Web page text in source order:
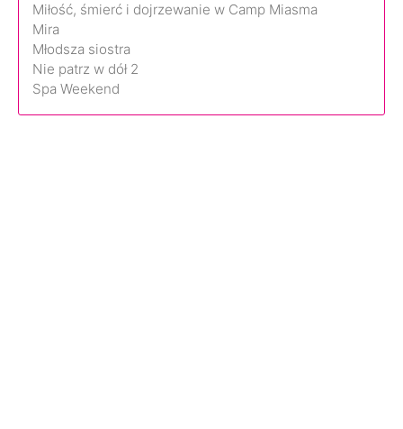
Miłość, śmierć i dojrzewanie w Camp Miasma
Mira
Młodsza siostra
Nie patrz w dół 2
Spa Weekend